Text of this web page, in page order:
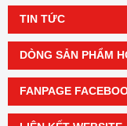
TIN TỨC
DÒNG SẢN PHẨM
FANPAGE